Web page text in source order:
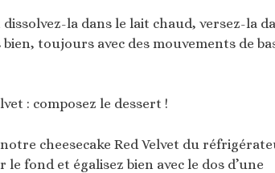
la dans le lait chaud, versez-la
toujours avec des mouvements de
: composez le dessert !
cheesecake Red Velvet du
le fond et égalisez bien avec le dos d’une